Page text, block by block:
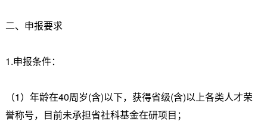
二、申报要求
1.申报条件：
（1）年龄在40周岁(含)以下，获得省级(含)以上各类人才荣
誉称号，目前未承担省社科基金在研项目；